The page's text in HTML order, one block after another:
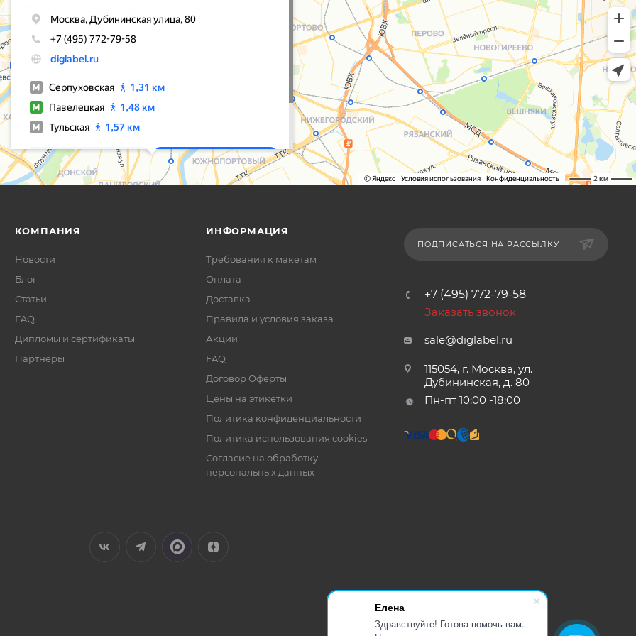
Елена
Здравствуйте! Готова помочь вам.
соответствующим требованиям. Спасибо
внимательность к деталям и желание
действительно помочь клиенту. Остались
новых линеек с вашей поддержкой.
соответствующим требованиям. Спасибо
за профессиональный подход,
внимательность к деталям и желание
действительно помочь клиенту. Остались
очень довольны и планируем запуск
новых линеек с вашей поддержкой.
КОМПАНИЯ
Новости
Блог
Статьи
FAQ
Дипломы и сертификаты
Партнеры
ИНФОРМАЦИЯ
Требования к макетам
Оплата
Доставка
Правила и условия заказа
Акции
FAQ
Договор Оферты
Цены на этикетки
Политика конфиденциальности
Политика использования cookies
Согласие на обработку
персональных данных
ПОДПИСАТЬСЯ НА РАССЫЛКУ
+7 (495) 772-79-58
Заказать звонок
sale@diglabel.ru
115054, г. Москва, ул.
Дубининская, д. 80
Пн-пт 10:00 -18:00